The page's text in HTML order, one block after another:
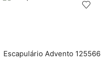
Escapulário Advento 125566